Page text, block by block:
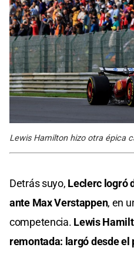
Lewis Hamilton hizo otra épica
Detrás suyo, Leclerc logró
ante Max Verstappen, en
competencia. Lewis
remontada: largó desde